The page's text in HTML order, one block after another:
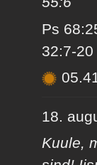
Ps
32:7-20
18.
Kuule,